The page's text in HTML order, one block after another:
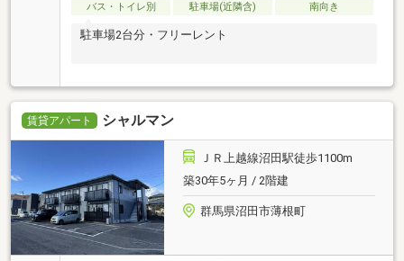
バス・トイレ別
駐車場(近隣含) 南向き
駐車場2台分・フリーレント
賃貸アパート シャルマン
ＪＲ上越線沼田駅徒歩1100m
築30年5ヶ月 / 2階建
群馬県沼田市薄根町